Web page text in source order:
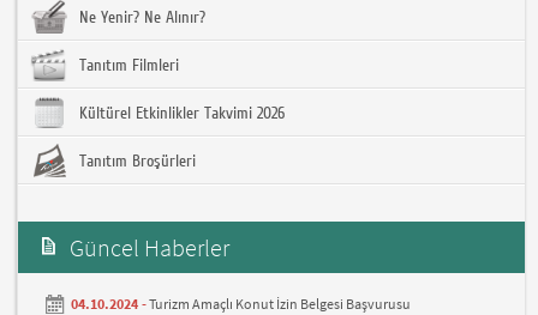
Ne Yenir? Ne Alınır?
Tanıtım Filmleri
Kültürel Etkinlikler Takvimi 2026
Tanıtım Broşürleri
Güncel Haberler
04.10.2024 -Turizm Amaçlı Konut İzin Belgesi Başvurusu